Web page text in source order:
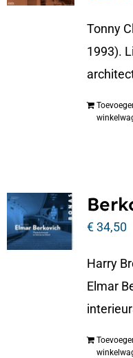
Tonny
1993).
€34,50
Harry
Elmar